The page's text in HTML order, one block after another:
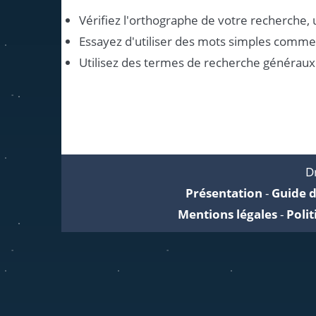
Vérifiez l'orthographe de votre recherche,
Essayez d'utiliser des mots simples
Utilisez des termes de recherche
Présentation - Guide
Mentions légales-